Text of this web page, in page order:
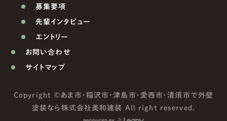
募集要項
先輩インタビュー
エントリー
お問い合わせ
サイトマップ
Copyright ©あま市・稲沢市・津島市・愛西市・清須市で外壁
塗装なら株式会社美和建装 All right reserved.